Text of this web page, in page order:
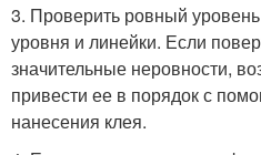
3. Проверить ровный
уровня и линейки. Если
значительные неровности,
привести ее в порядок с
нанесения клея.